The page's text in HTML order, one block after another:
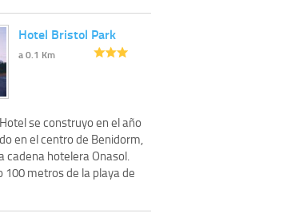
Hotel Bristol Park
a 0.1 Km
se construyo en el año
en el centro de Benidorm,
cadena hotelera Onasol.
100 metros de la playa de